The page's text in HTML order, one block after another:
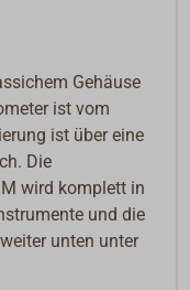
Gehäuse
ist vom
ist über eine
Die
wird komplett in
und die
unten unter